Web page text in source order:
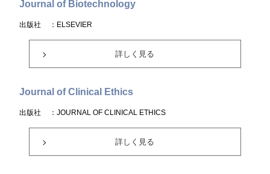
Journal of Biotechnology
出版社 ：ELSEVIER
詳しく見る
Journal of Clinical Ethics
出版社 ：JOURNAL OF CLINICAL ETHICS
詳しく見る